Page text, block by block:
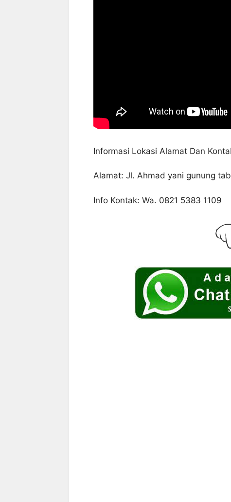
Informasi Lokasi Alamat Dan
Alamat: Jl. Ahmad yani gunung
Info Kontak: Wa. 0821 5383 1109